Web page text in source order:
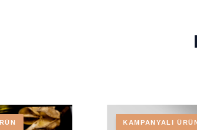
KAMPANYALI ÜRÜN